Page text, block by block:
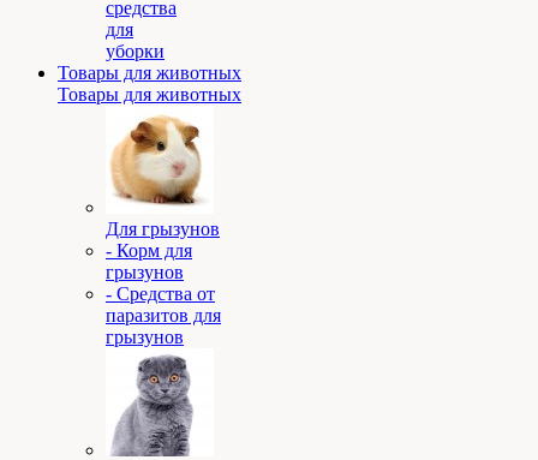
средства
для
уборки
Товары для животных
Товары для животных
Для грызунов
- Корм для
грызунов
- Средства от
паразитов для
грызунов